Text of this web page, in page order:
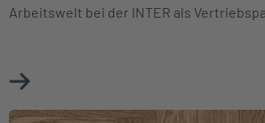
Arbeitswelt bei der INTER als
Mehr über Karriere im Vertrieb